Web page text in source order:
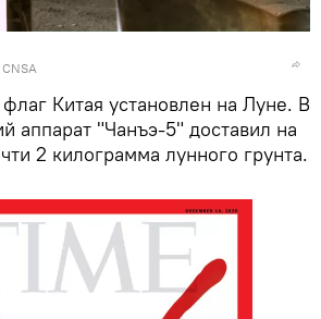
Китая установлен на Луне. В
аппарат "Чанъэ-5" доставил на
2 килограмма лунного грунта.